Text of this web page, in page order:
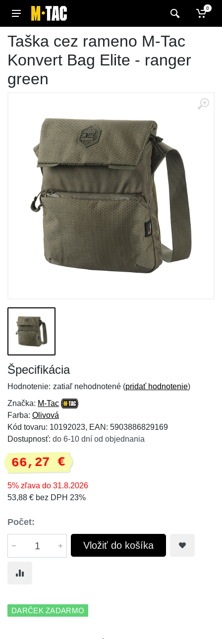
0
Taška cez rameno M-Tac
Konvert Bag Elite - ranger
green
Špecifikácia
Hodnotenie: zatiaľ nehodnotené (pridať hodnotenie)
Značka: M-Tac
Farba: Olivová
Kód tovaru: 10192023, EAN: 5903886829169
Dostupnosť: do 6-10 dní od objednania
66,27 €
5% zľava do 31.8.2026
53,88 € bez DPH 23%
Počet:
Vložiť do košíka
DARČEK ZADARMO